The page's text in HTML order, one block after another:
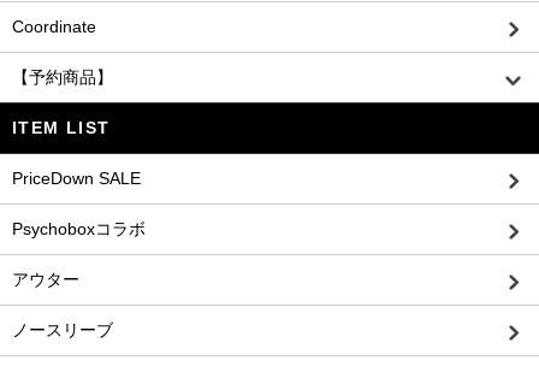
Coordinate
【予約商品】
ITEM LIST
PriceDown SALE
Psychoboxコラボ
アウター
ノースリーブ